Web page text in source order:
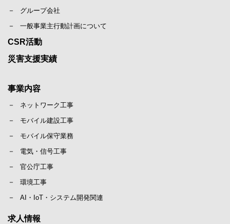
グループ会社
一般事業主行動計画について
CSR活動
災害支援実績
事業内容
ネットワーク工事
モバイル建設工事
モバイル保守業務
電気・信号工事
官公庁工事
環境工事
AI・IoT・システム開発関連
求人情報